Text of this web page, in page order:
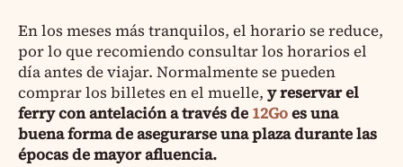
En los meses más tranquilos, el horario se reduce,
por lo que recomiendo consultar los horarios el
día antes de viajar. Normalmente se pueden
comprar los billetes en el muelle, y reservar el
ferry con antelación a través de 12Goes una
buena forma de asegurarse una plaza durante las
épocas de mayor afluencia.